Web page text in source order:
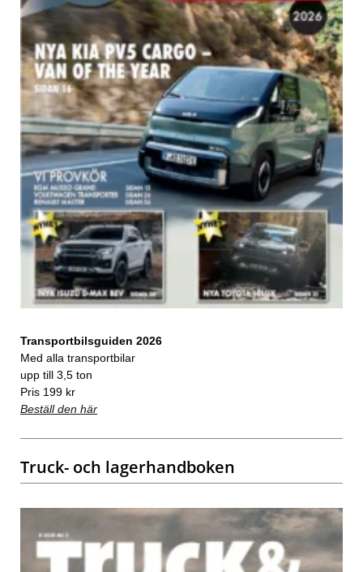
Transportbilsguiden 2026
Med alla transportbilar
upp till 3,5 ton
Pris 199 kr
Beställ den här
Truck- och lagerhandboken